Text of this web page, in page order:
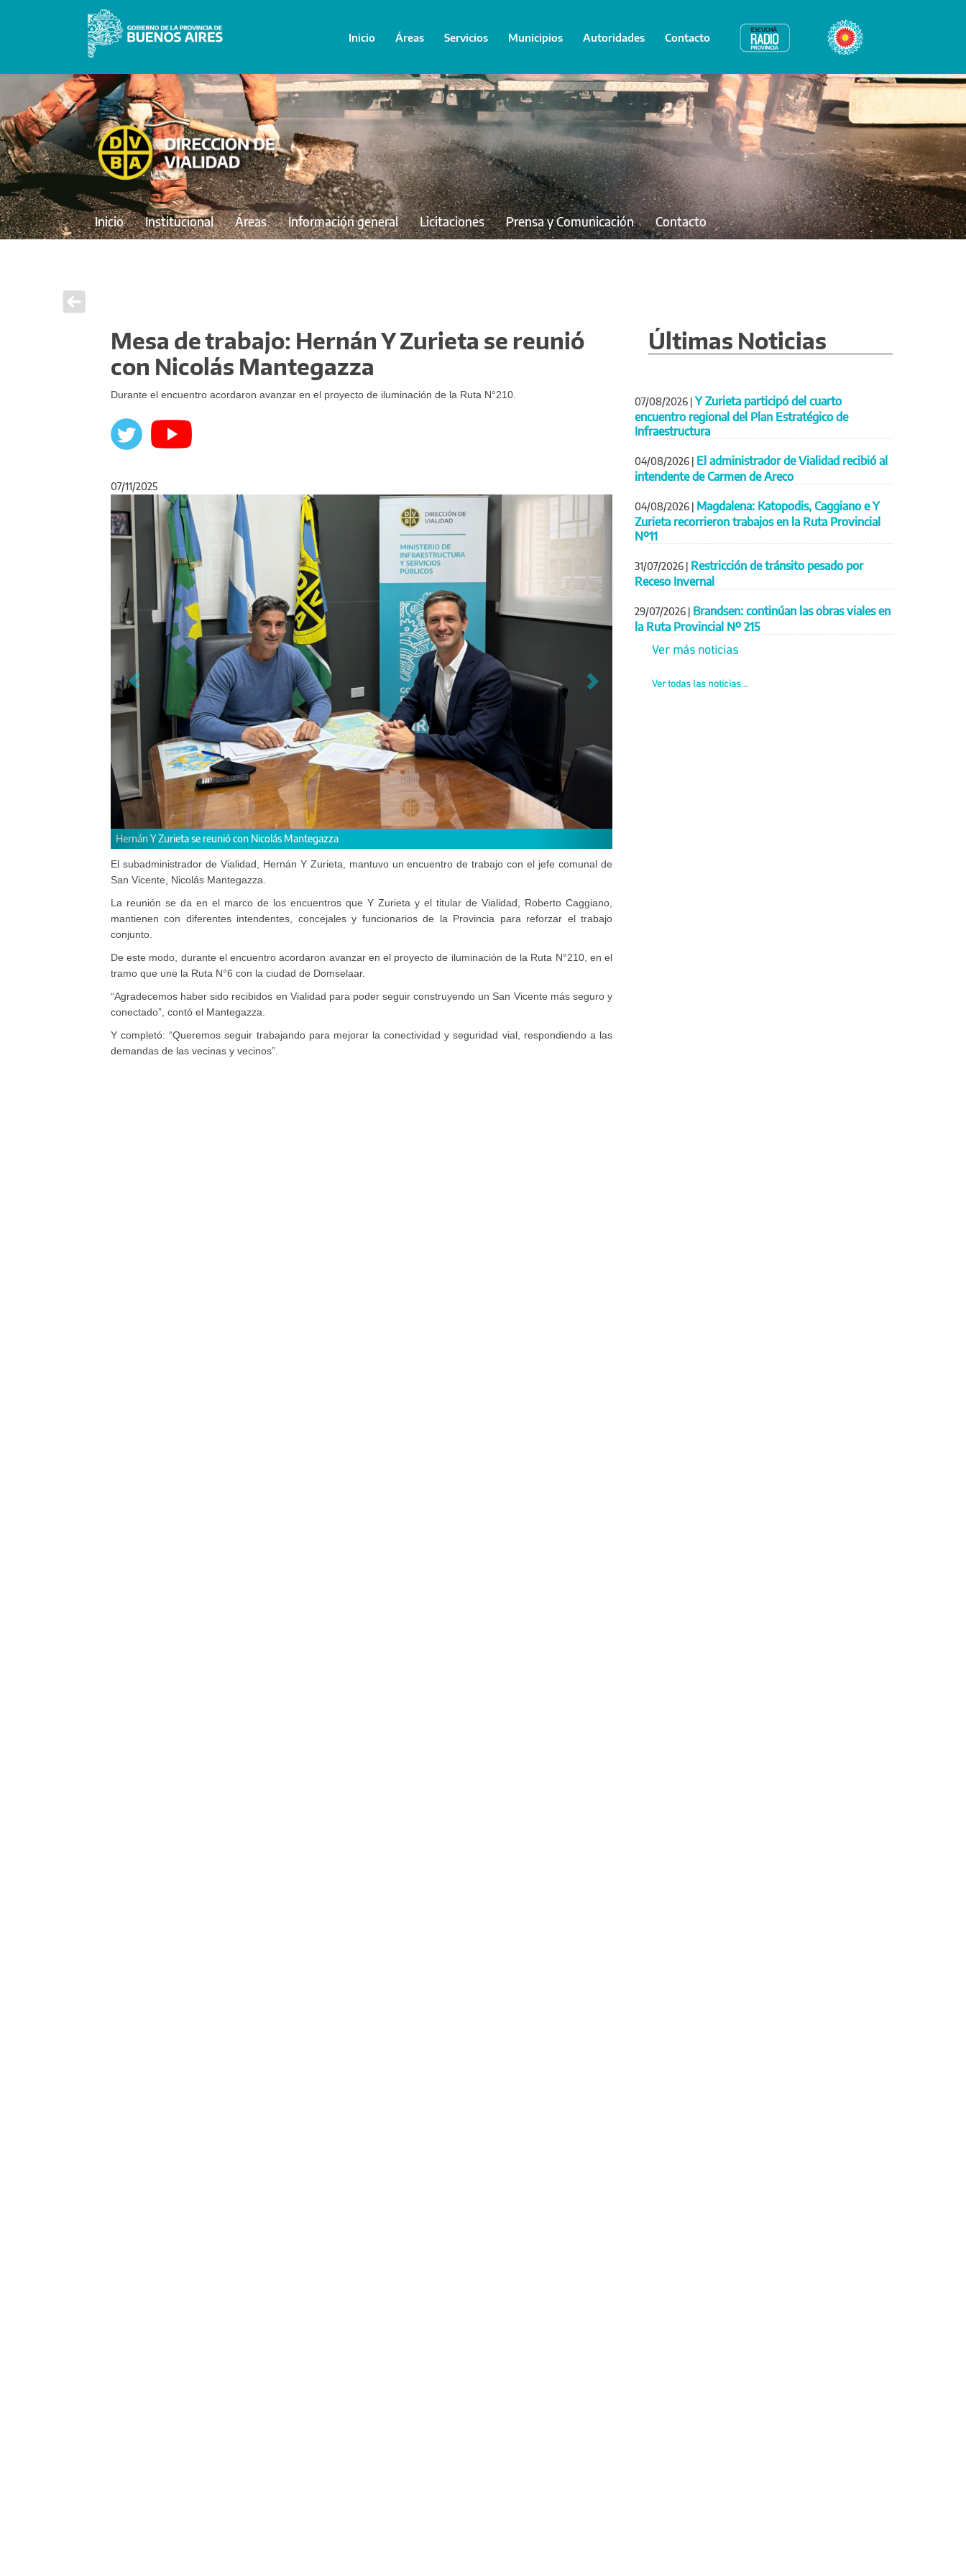
Inicio Áreas Servicios Municipios Autoridades Contacto Radio Provincia Bicentenario
Inicio Institucional Áreas Información general Licitaciones Prensa y Comunicación Contacto
Mesa de trabajo: Hernán Y Zurieta se reunió
con Nicolás Mantegazza
Durante el encuentro acordaron avanzar en el proyecto de iluminación de la Ruta N°210.
07/11/2025
Hernán Y Zurieta se reunió con Nicolás Mantegazza
Anterior Siguiente
El subadministrador de Vialidad, Hernán Y Zurieta, mantuvo un encuentro de trabajo con el jefe comunal de
San Vicente, Nicolás Mantegazza.
La reunión se da en el marco de los encuentros que Y Zurieta y el titular de Vialidad, Roberto Caggiano,
mantienen con diferentes intendentes, concejales y funcionarios de la Provincia para reforzar el trabajo
conjunto.
De este modo, durante el encuentro acordaron avanzar en el proyecto de iluminación de la Ruta N°210, en el
tramo que une la Ruta N°6 con la ciudad de Domselaar.
“Agradecemos haber sido recibidos en Vialidad para poder seguir construyendo un San Vicente más seguro y
conectado”, contó el Mantegazza.
Y completó: “Queremos seguir trabajando para mejorar la conectividad y seguridad vial, respondiendo a las
demandas de las vecinas y vecinos”.
Últimas Noticias
07/08/2026 | Y Zurieta participó del cuarto
encuentro regional del Plan Estratégico de
Infraestructura
04/08/2026 | El administrador de Vialidad recibió al
intendente de Carmen de Areco
04/08/2026 | Magdalena: Katopodis, Caggiano e Y
Zurieta recorrieron trabajos en la Ruta Provincial
Nº11
31/07/2026 | Restricción de tránsito pesado por
Receso Invernal
29/07/2026 | Brandsen: continúan las obras viales en
la Ruta Provincial Nº 215
Ver más noticias
Ver todas las noticias...